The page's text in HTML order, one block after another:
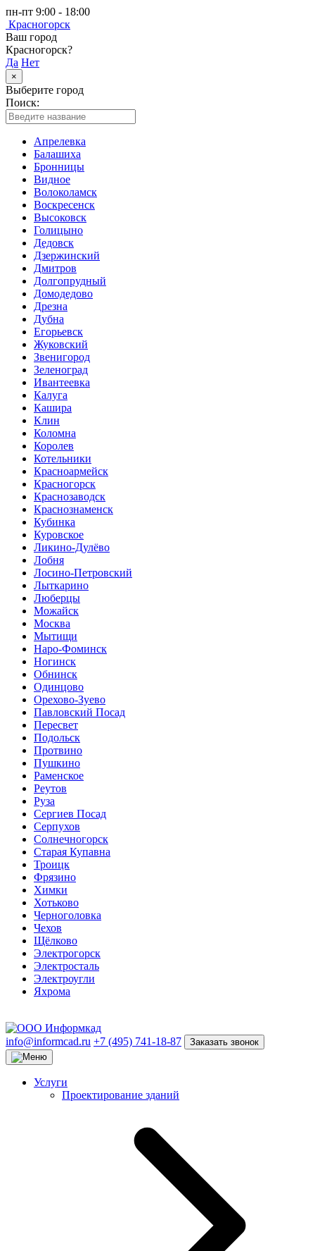
пн-пт 9:00 - 18:00
Красногорск
Ваш город
Красногорск?
Да Нет
×
Выберите город
Поиск:
Апрелевка
Балашиха
Бронницы
Видное
Волоколамск
Воскресенск
Высоковск
Голицыно
Дедовск
Дзержинский
Дмитров
Долгопрудный
Домодедово
Дрезна
Дубна
Егорьевск
Жуковский
Звенигород
Зеленоград
Ивантеевка
Калуга
Кашира
Клин
Коломна
Королев
Котельники
Красноармейск
Красногорск
Краснозаводск
Краснознаменск
Кубинка
Куровское
Ликино-Дулёво
Лобня
Лосино-Петровский
Лыткарино
Люберцы
Можайск
Москва
Мытищи
Наро-Фоминск
Ногинск
Обнинск
Одинцово
Орехово-Зуево
Павловский Посад
Пересвет
Подольск
Протвино
Пушкино
Раменское
Реутов
Руза
Сергиев Посад
Серпухов
Солнечногорск
Старая Купавна
Троицк
Фрязино
Химки
Хотьково
Черноголовка
Чехов
Щёлково
Электрогорск
Электросталь
Электроугли
Яхрома
info@informcad.ru +7 (495) 741-18-87 Заказать звонок
Услуги
Проектирование зданий